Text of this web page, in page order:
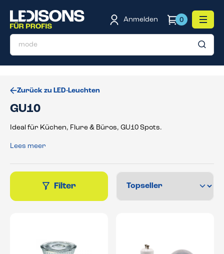
springen
Anmelden
0
Zurück zu LED-Leuchten
GU10
Ideal für Küchen, Flure & Büros, GU10 Spots.
Lees meer
Filter